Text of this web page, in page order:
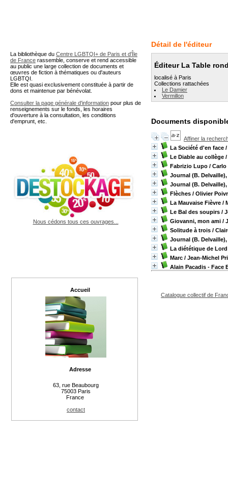
Détail de l'éditeur
Éditeur La Table
localisé à Paris
Collections rattachées
Le Damier
Vermillon
Documents
Affiner la
La Société d'en face /
Le Diable au collège /
Fabrizio Lupo /
Journal (B. Delvaille),
Journal (B. Delvaille),
Flèches / Olivier
La Mauvaise Fièvre /
Le Bal des soupirs /
Giovanni, mon ami /
Solitude à trois /
Journal (B. Delvaille),
La diététique de
Marc / Jean-Michel
Alain Pacadis - Face
Catalogue collectif de
La bibliothèque du Centre LGBTQI+ de Paris et d'Île
de France rassemble, conserve et rend accessible
au public une large collection de documents et
œuvres de fiction à thématiques ou d'auteurs
LGBTQI.
Elle est quasi exclusivement constituée à partir de
dons et maintenue par bénévolat.
Consulter la page générale d'information pour plus de
renseignements sur le fonds, les horaires
d'ouverture à la consultation, les conditions
d'emprunt, etc.
Nous cédons tous ces ouvrages...
Accueil
Adresse
63, rue Beaubourg
75003 Paris
France
contact